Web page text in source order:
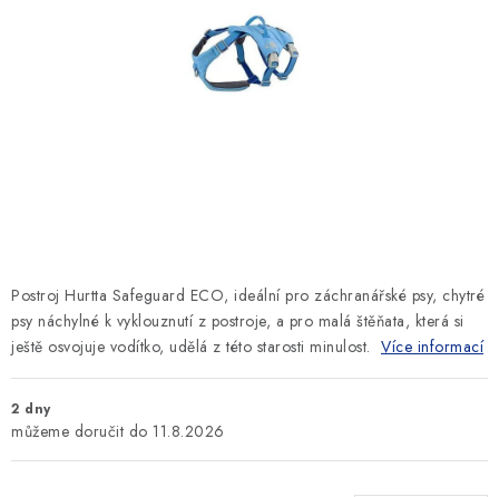
KRÁLÍCI/HLODAVCI/PTÁCI
Postroj Hurtta Safeguard ECO, ideální pro záchranářské psy, chytré
psy náchylné k vyklouznutí z postroje, a pro malá štěňata, která si
ještě osvojuje vodítko, udělá z této starosti minulost. Více informací
2 dny
11.8.2026